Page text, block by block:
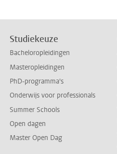
Studiekeuze
Bacheloropleidingen
Masteropleidingen
PhD-programma's
Onderwijs voor professionals
Summer Schools
Open dagen
Master Open Dag